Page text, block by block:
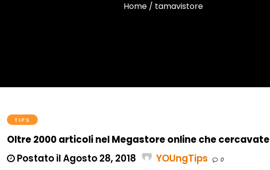
Home / tamavistore
TIPS
Oltre 2000 articoli nel Megastore online che cercavate
Postato il Agosto 28, 2018
YOUngTips 0